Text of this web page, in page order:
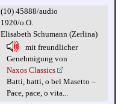
(10) 45888/audio
1920/o.O.
Elisabeth Schumann (Zerlina)
mit freundlicher
Genehmigung von
Naxos Classics
Batti, batti, o bel Masetto –
Pace, pace, o vita...